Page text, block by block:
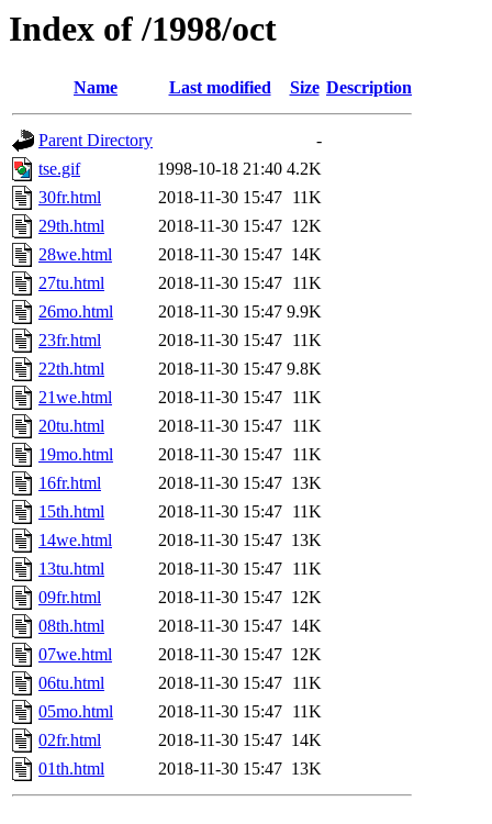
Index of /1998/oct
Name Last modified Size Description
Parent Directory
-
tse.gif
1998-10-18 21:40 4.2K
30fr.html
2018-11-30 15:47 11K
29th.html
2018-11-30 15:47 12K
28we.html
2018-11-30 15:47 14K
27tu.html
2018-11-30 15:47 11K
26mo.html
2018-11-30 15:47 9.9K
23fr.html
2018-11-30 15:47 11K
22th.html
2018-11-30 15:47 9.8K
21we.html
2018-11-30 15:47 11K
20tu.html
2018-11-30 15:47 11K
19mo.html
2018-11-30 15:47 11K
16fr.html
2018-11-30 15:47 13K
15th.html
2018-11-30 15:47 11K
14we.html
2018-11-30 15:47 13K
13tu.html
2018-11-30 15:47 11K
09fr.html
2018-11-30 15:47 12K
08th.html
2018-11-30 15:47 14K
07we.html
2018-11-30 15:47 12K
06tu.html
2018-11-30 15:47 11K
05mo.html
2018-11-30 15:47 11K
02fr.html
2018-11-30 15:47 14K
01th.html
2018-11-30 15:47 13K